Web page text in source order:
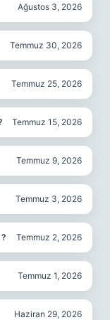
Ağustos 3, 2026
Temmuz 30, 2026
Temmuz 25, 2026
Temmuz 15, 2026
Temmuz 9, 2026
Temmuz 3, 2026
Temmuz 2, 2026
Temmuz 1, 2026
Haziran 29, 2026